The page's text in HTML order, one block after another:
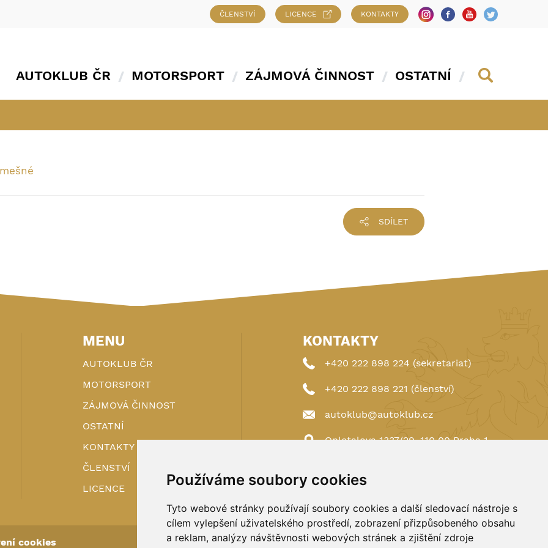
Používáme soubory cookies
Tyto webové stránky používají soubory cookies a další sledovací nástroje s
cílem vylepšení uživatelského prostředí, zobrazení přizpůsobeného obsahu
a reklam, analýzy návštěvnosti webových stránek a zjištění zdroje
ČLENSTVÍ LICENCE KONTAKTY
AUTOKLUB ČR MOTORSPORT ZÁJMOVÁ ČINNOST OSTATNÍ
SDÍLET
MENU
AUTOKLUB ČR
MOTORSPORT
ZÁJMOVÁ ČINNOST
OSTATNÍ
KONTAKTY
ČLENSTVÍ
LICENCE
KONTAKTY
+420 222 898 224 (sekretariat)
+420 222 898 221 (členství)
autoklub@autoklub.cz
Opletalova 1337/29, 110 00 Praha 1
cookies Spravováno a hostováno uDIGITREE